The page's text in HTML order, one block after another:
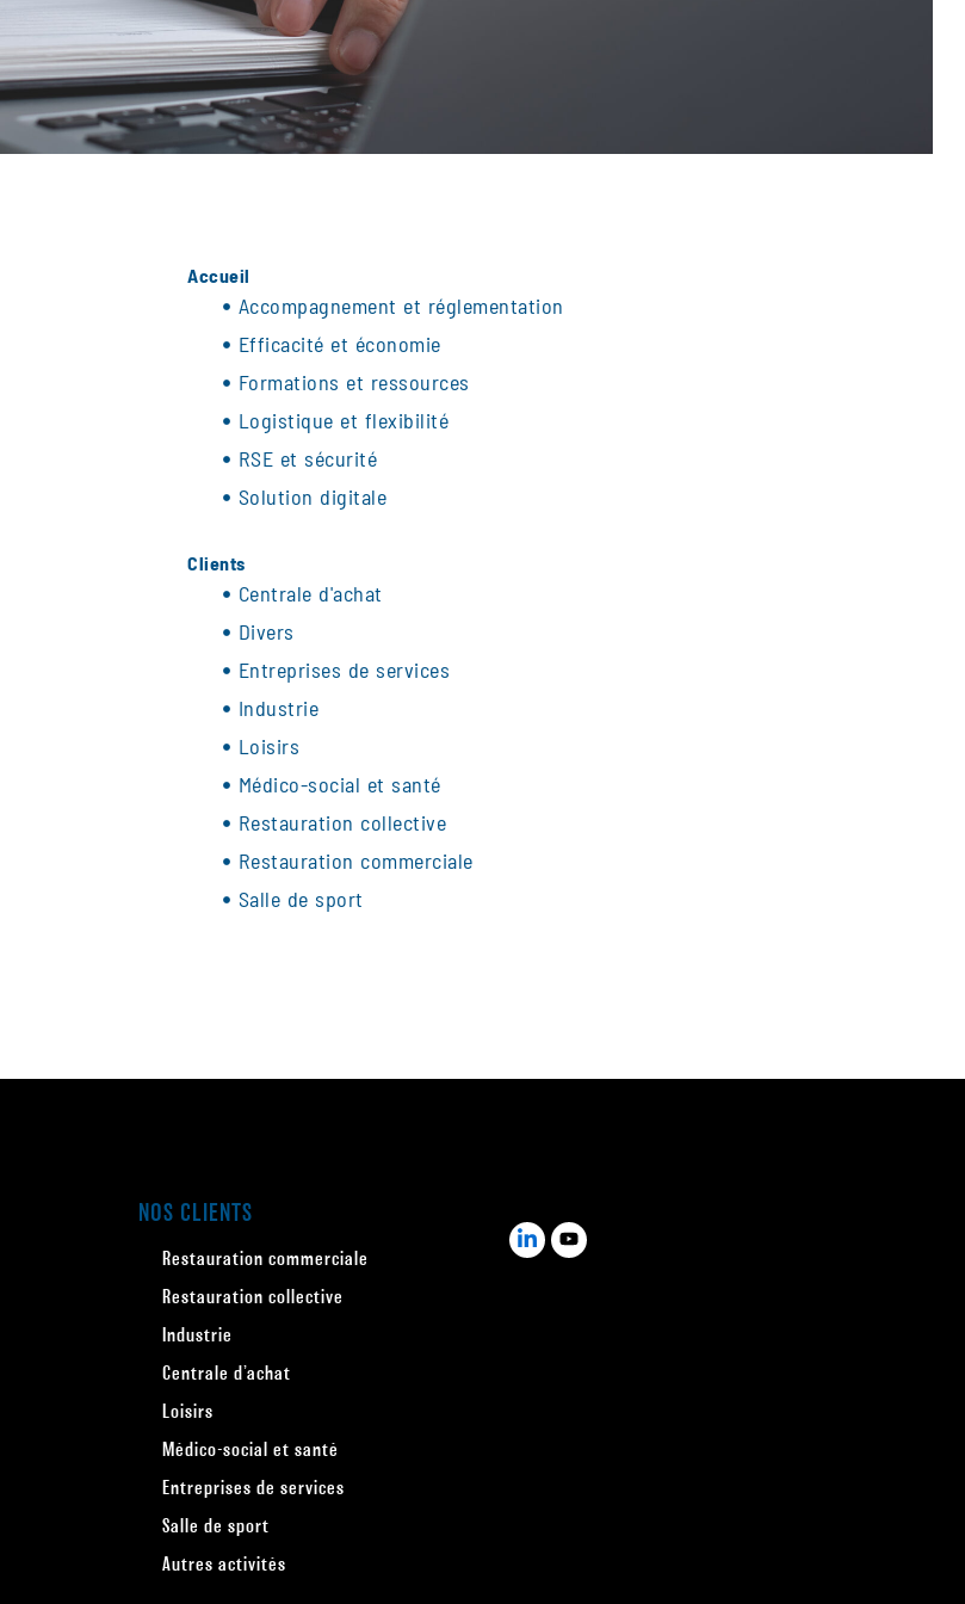
Accueil
Accompagnement et réglementation
Efficacité et économie
Formations et ressources
Logistique et flexibilité
RSE et sécurité
Solution digitale
Clients
Centrale d'achat
Divers
Entreprises de services
Industrie
Loisirs
Médico-social et santé
Restauration collective
Restauration commerciale
Salle de sport
NOS CLIENTS
Restauration commerciale
Restauration collective
Industrie
Centrale d’achat
Loisirs
Médico-social et santé
Entreprises de services
Salle de sport
Autres activités